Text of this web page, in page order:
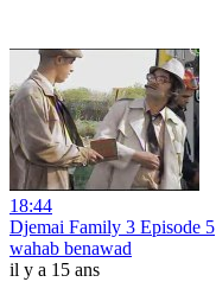
18:44
Djemai Family 3 Episode 5
wahab benawad
il y a 15 ans